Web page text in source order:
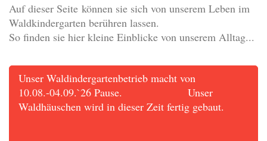
Auf dieser Seite können sie sich von unserem Leben im
Waldkindergarten berühren lassen.
So finden sie hier kleine Einblicke von unserem Alltag...
Unser Waldindergartenbetrieb macht von
10.08.-04.09.`26 Pause. Unser
Waldhäuschen wird in dieser Zeit fertig gebaut.